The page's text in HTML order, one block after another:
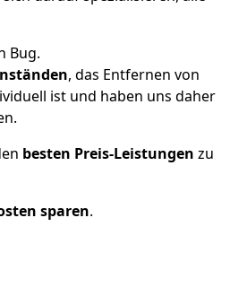
Bug.
, das Entfernen von
ist und haben uns daher
besten Preis-Leistungen zu
sparen.